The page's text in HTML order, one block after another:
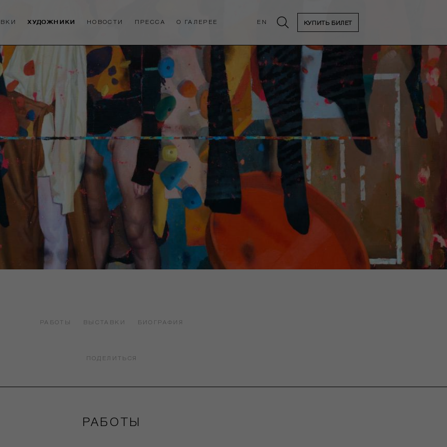
EN
ХУДОЖНИКИ НОВОСТИ ПРЕССА О ГАЛЕРЕЕ КУПИТЬ БИЛЕТ
РАБОТЫ ВЫСТАВКИ БИОГРАФИЯ
ПОДЕЛИТЬСЯ
РАБОТЫ